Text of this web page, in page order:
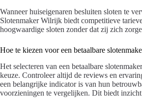
Wanneer huiseigenaren besluiten sloten te
Slotenmaker Wilrijk biedt competitieve
hoogwaardige sloten zonder dat zij zich
Hoe te kiezen voor een betaalbare
Het selecteren van een betaalbare
keuze. Controleer altijd de reviews en
een belangrijke indicator is van hun
voorzieningen te vergelijken. Dit biedt